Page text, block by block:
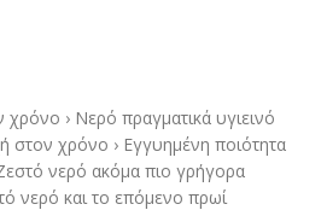
› Νερό πραγματικά υγιεινό
στον χρόνο › Εγγυημένη ποιότητα
νερό ακόμα πιο γρήγορα
νερό και το επόμενο πρωί